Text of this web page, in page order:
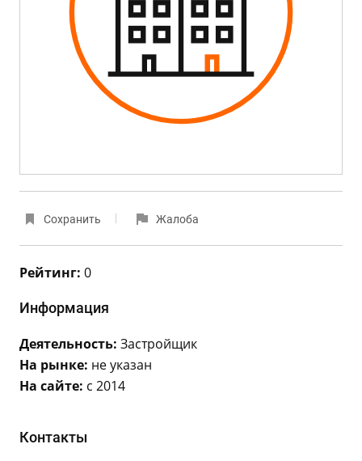
Сохранить Жалоба
Рейтинг: 0
Информация
Деятельность: Застройщик
На рынке: не указан
На сайте: с 2014
Контакты